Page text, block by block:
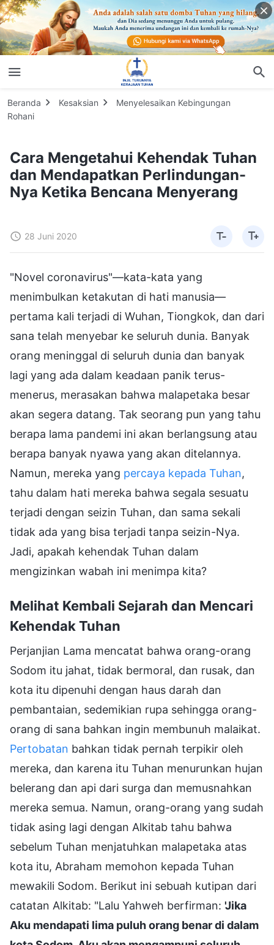
Beranda Kesaksian
Menyelesaikan Kebingungan
Rohani
Cara Mengetahui Kehendak Tuhan
dan Mendapatkan Perlindungan-
Nya Ketika Bencana Menyerang
28 Juni 2020
"Novel coronavirus"—kata-kata yang
menimbulkan ketakutan di hati manusia—
pertama kali terjadi di Wuhan, Tiongkok, dan dari
sana telah menyebar ke seluruh dunia. Banyak
orang meninggal di seluruh dunia dan banyak
lagi yang ada dalam keadaan panik terus-
menerus, merasakan bahwa malapetaka besar
akan segera datang. Tak seorang pun yang tahu
berapa lama pandemi ini akan berlangsung atau
berapa banyak nyawa yang akan ditelannya.
Namun, mereka yang percaya kepada Tuhan,
tahu dalam hati mereka bahwa segala sesuatu
terjadi dengan seizin Tuhan, dan sama sekali
tidak ada yang bisa terjadi tanpa seizin-Nya.
Jadi, apakah kehendak Tuhan dalam
mengizinkan wabah ini menimpa kita?
Melihat Kembali Sejarah dan Mencari
Kehendak Tuhan
Perjanjian Lama mencatat bahwa orang-orang
Sodom itu jahat, tidak bermoral, dan rusak, dan
kota itu dipenuhi dengan haus darah dan
pembantaian, sedemikian rupa sehingga orang-
orang di sana bahkan ingin membunuh malaikat.
Pertobatan bahkan tidak pernah terpikir oleh
mereka, dan karena itu Tuhan menurunkan hujan
belerang dan api dari surga dan memusnahkan
mereka semua. Namun, orang-orang yang sudah
tidak asing lagi dengan Alkitab tahu bahwa
sebelum Tuhan menjatuhkan malapetaka atas
kota itu, Abraham memohon kepada Tuhan
mewakili Sodom. Berikut ini sebuah kutipan dari
catatan Alkitab: "Lalu Yahweh berfirman: 'Jika
Aku mendapati lima puluh orang benar di dalam